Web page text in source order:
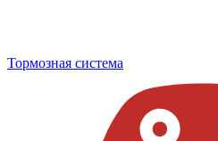
Тормозная система